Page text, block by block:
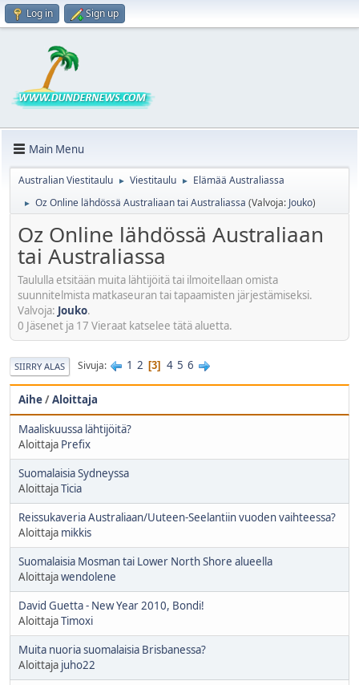
Log in Sign up
Main Menu
Australian Viestitaulu ► Viestitaulu ► Elämää Australiassa
► Oz Online lähdössä Australiaan tai Australiassa (Valvoja: Jouko)
Oz Online lähdössä Australiaan
tai Australiassa
Taululla etsitään muita lähtijöitä tai ilmoitellaan omista
suunnitelmista matkaseuran tai tapaamisten järjestämiseksi.
Valvoja: Jouko.
0 Jäsenet ja 17 Vieraat katselee tätä aluetta.
SIIRRY ALAS Sivuja 1 2 3 4 5 6
Aihe/Aloittaja
Maaliskuussa lähtijöitä?
Aloittaja Prefix
Suomalaisia Sydneyssa
AloittajaTicia
Reissukaveria Australiaan/Uuteen-Seelantiin vuoden vaihteessa?
Aloittaja mikkis
Suomalaisia Mosman tai Lower North Shore alueella
Aloittajawendolene
David Guetta - New Year 2010, Bondi!
AloittajaTimoxi
Muita nuoria suomalaisia Brisbanessa?
Aloittaja juho22